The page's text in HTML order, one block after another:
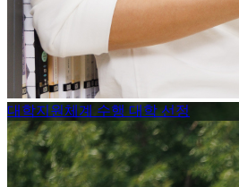
대학지원체계 수행 대학 선정